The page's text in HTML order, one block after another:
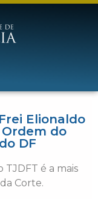
Elionaldo
do
DF
é a mais
Corte.